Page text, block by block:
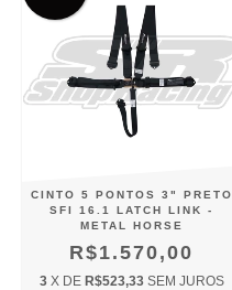
CINTO 5 PONTOS 3" PRETO
SFI 16.1 LATCH LINK -
METAL HORSE
R$1.570,00
3 X DE R$523,33 SEM JUROS